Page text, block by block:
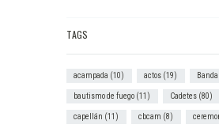
TAGS
acampada (10) actos (19)
bautismo de fuego (11) Cadetes (80)
capellán (11) cbcam (8)